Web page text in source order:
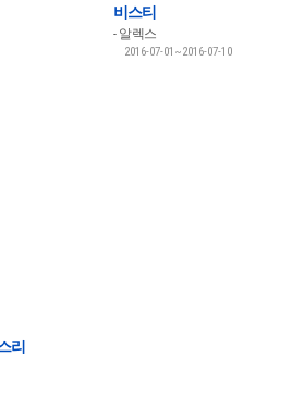
비스티
알렉스
2016-07-01~2016-07-10
리